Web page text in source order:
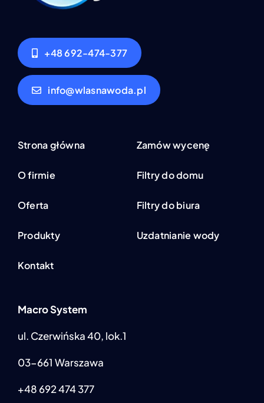
+48 692-474-377
info@wlasnawoda.pl
Strona główna
O firmie
Oferta
Produkty
Kontakt
Zamów wycenę
Filtry do domu
Filtry do biura
Uzdatnianie wody
Macro System
ul. Czerwińska 40, lok.1
03-661 Warszawa
+48 692 474 377